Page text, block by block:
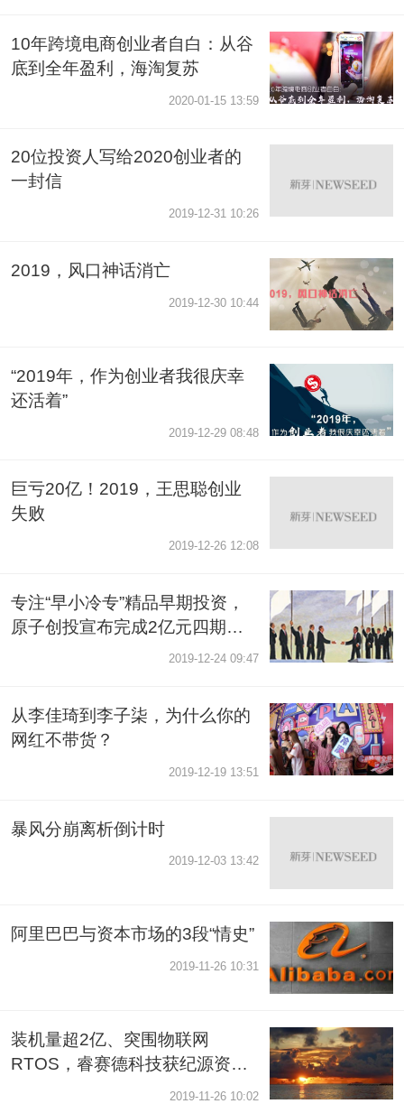
10年跨境电商创业者自白：从谷
底到全年盈利，海淘复苏
2020-01-15 13:59
20位投资人写给2020创业者的
一封信
2019-12-31 10:26
2019，风口神话消亡
2019-12-30 10:44
“2019年，作为创业者我很庆幸
还活着”
2019-12-29 08:48
巨亏20亿！2019，王思聪创业
失败
2019-12-26 12:08
专注“早小冷专”精品早期投资，
原子创投宣布完成2亿元四期基
2019-12-24 09:47
从李佳琦到李子柒，为什么你的
网红不带货？
2019-12-19 13:51
暴风分崩离析倒计时
2019-12-03 13:42
阿里巴巴与资本市场的3段“情史”
2019-11-26 10:31
装机量超2亿、突围物联网
RTOS，睿赛德科技获纪源资本
2019-11-26 10:02